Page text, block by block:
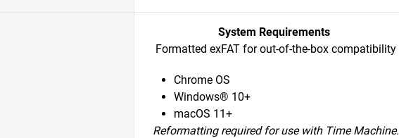
System Requirements
Formatted exFAT for out-of-the-box compatibility
Chrome OS
Windows® 10+
macOS 11+
Reformatting required for use with Time Machine.